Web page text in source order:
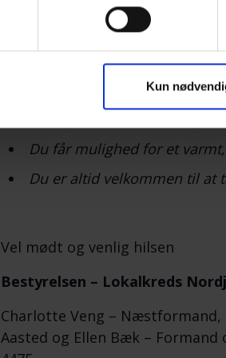
Kun
Alle er velkomne!
Til vore arrangementer
Du får mulighed for at tale
Du får mulighed for et
Du er altid velkommen til at
Vel mødt og venlig hilsen
Bestyrelsen – Lokalkreds
Charlotte Veng – Næstformand,
Aasted og Ellen Bæk –